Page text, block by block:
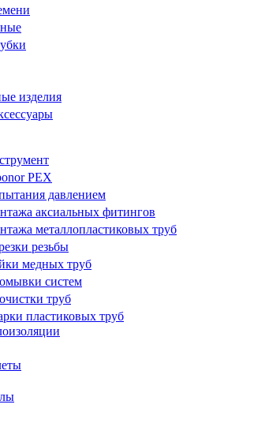
изделия
PEX
давлением
аксиальных фитингов
металлопластиковых труб
резьбы
медных труб
систем
труб
пластиковых труб